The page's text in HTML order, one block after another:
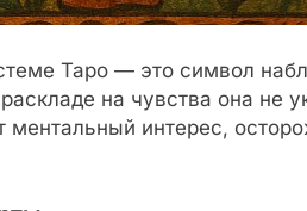
Таро — это символ
на чувства она не
ментальный интерес,